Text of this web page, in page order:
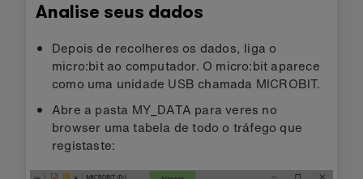
Analise seus dados
Depois de recolheres os dados, liga o
micro:bit ao computador. O micro:bit aparece
como uma unidade USB chamada MICROBIT.
Abre a pasta MY_DATA para veres no
browser uma tabela de todo o tráfego que
registaste: